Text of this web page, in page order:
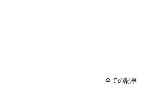
全ての記事